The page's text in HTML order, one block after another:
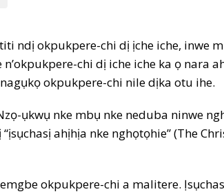
ndị okpukpere-chi dị ịche iche, inwe
chi dị iche iche ka ọ nara
okpukpere-chi nile dịka otu ihe.
ụkwụ nke mbụ nke neduba ninwe
ahịhịa nke nghọtọhie” (The
okpukpere-chi a malitere.